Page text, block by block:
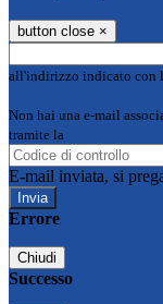
button close ×
all'indirizzo indicato con
Non hai una e-mail
tramite la
E-mail inviata, si
Errore
Chiudi
Successo